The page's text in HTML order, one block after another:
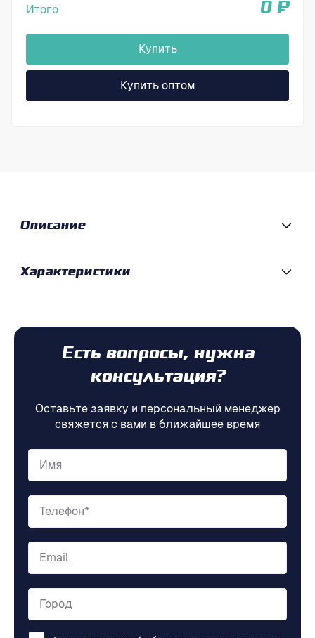
Итого 0 ₽
Купить
Купить оптом
Описание
Характеристики
Есть вопросы, нужна
консультация?
Оставьте заявку и персональный менеджер
свяжется с вами в ближайшее время
Имя
Телефон*
Email
Город